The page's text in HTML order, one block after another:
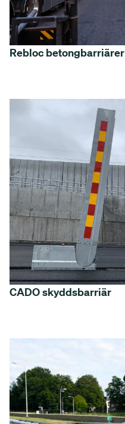
Rebloc betongbarriärer
CADO skyddsbarriär